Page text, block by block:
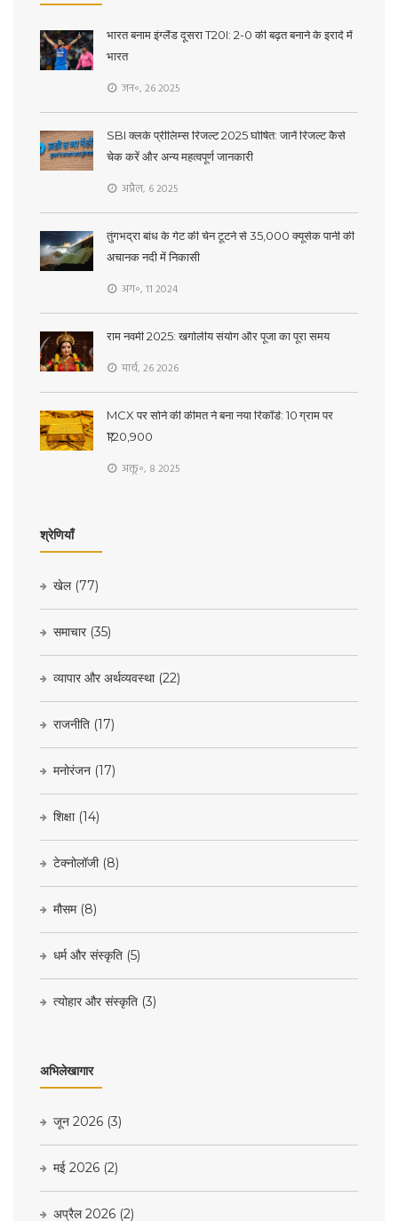
भारत बनाम इंग्लैंड दूसरा T20I: 2-0 की बढ़त बनाने के इरादे में
भारत
जन॰, 26 2025
SBI क्लर्क प्रीलिम्स रिजल्ट 2025 घोषित: जानें रिजल्ट कैसे
चेक करें और अन्य महत्वपूर्ण जानकारी
अप्रैल, 6 2025
तुंगभद्रा बांध के गेट की चेन टूटने से 35,000 क्यूसेक पानी की
अचानक नदी में निकासी
अग॰, 11 2024
राम नवमी 2025: खगोलीय संयोग और पूजा का पूरा समय
मार्च, 26 2026
MCX पर सोने की कीमत ने बना नया रिकॉर्ड: 10 ग्राम पर
₹1,20,900
अक्तू॰, 8 2025
श्रेणियाँ
खेल (77)
समाचार (35)
व्यापार और अर्थव्यवस्था (22)
राजनीति (17)
मनोरंजन (17)
शिक्षा (14)
टेक्नोलॉजी (8)
मौसम (8)
धर्म और संस्कृति (5)
त्योहार और संस्कृति (3)
अभिलेखागार
जून 2026 (3)
मई 2026 (2)
अप्रैल 2026 (2)